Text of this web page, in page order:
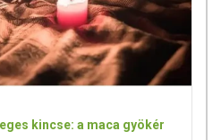
kincse: a maca gyökér